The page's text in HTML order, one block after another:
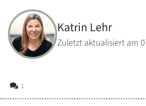
Katrin Lehr
Zuletzt aktualisiert am
1